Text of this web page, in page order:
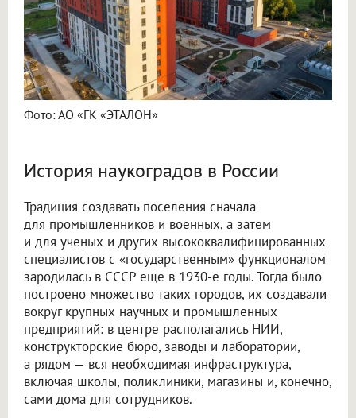
Фото: АО «ГК «ЭТАЛОН»
История наукоградов в России
Традиция создавать поселения сначала
для промышленников и военных, а затем
и для ученых и других высококвалифицированных
специалистов с «государственным» функционалом
зародилась в СССР еще в 1930-е годы. Тогда было
построено множество таких городов, их создавали
вокруг крупных научных и промышленных
предприятий: в центре располагались НИИ,
конструкторские бюро, заводы и лаборатории,
а рядом — вся необходимая инфраструктура,
включая школы, поликлиники, магазины и, конечно,
сами дома для сотрудников.